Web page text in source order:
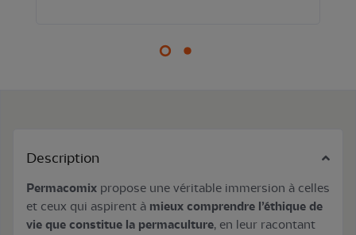
Description
Permacomix propose une véritable immersion à celles
et ceux qui aspirent à mieux comprendre l’éthique de
vie que constitue la permaculture, en leur racontant